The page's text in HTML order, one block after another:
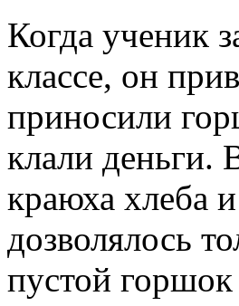
Когда ученик
классе, он
приносили
клали деньги.
краюха хлеба
дозволялось
пустой